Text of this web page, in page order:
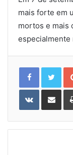
mais forte em
mortos e mais
especialmente
VKontakte